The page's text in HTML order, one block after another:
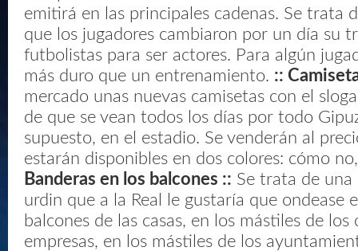
emitirá en las principales cadenas. Se trata
que los jugadores cambiaron por un día su
futbolistas para ser actores. Para algún
más duro que un entrenamiento. ::
mercado unas nuevas camisetas con el
de que se vean todos los días por todo
supuesto, en el estadio. Se venderán al
estarán disponibles en dos colores: cómo
Banderas en los balcones :: Se trata de
urdin que a la Real le gustaría que ondease
balcones de las casas, en los mástiles de los
empresas, en los mástiles de los